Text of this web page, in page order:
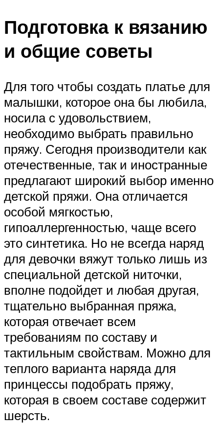
Подготовка к вязанию
и общие советы
Для того чтобы создать платье для
малышки, которое она бы любила,
носила с удовольствием,
необходимо выбрать правильно
пряжу. Сегодня производители как
отечественные, так и иностранные
предлагают широкий выбор именно
детской пряжи. Она отличается
особой мягкостью,
гипоаллергенностью, чаще всего
это синтетика. Но не всегда наряд
для девочки вяжут только лишь из
специальной детской ниточки,
вполне подойдет и любая другая,
тщательно выбранная пряжа,
которая отвечает всем
требованиям по составу и
тактильным свойствам. Можно для
теплого варианта наряда для
принцессы подобрать пряжу,
которая в своем составе содержит
шерсть.